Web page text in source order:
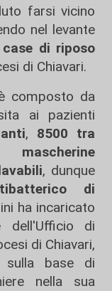
farsi vicino
nel levante
case di riposo
di Chiavari.
composto da
ai pazienti
, 8500 tra
, dunque
di
ha incaricato
dell'Ufficio di
di Chiavari,
sulla base di
nella sua